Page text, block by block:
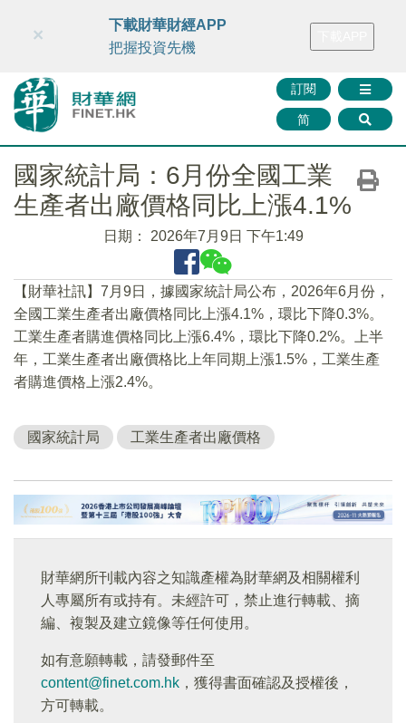
財華智庫網 FINTV FINMETA 財華證券 媒體矩陣
訂閱
简
×
下載財華財經APP
把握投資先機
國家統計局：6月份全國工業
生產者出廠價格同比上漲4.1%
日期： 2026年7月9日 下午1:49
【財華社訊】7月9日，據國家統計局公布，2026年6月份，
全國工業生產者出廠價格同比上漲4.1%，環比下降0.3%。
工業生產者購進價格同比上漲6.4%，環比下降0.2%。上半
年，工業生產者出廠價格比上年同期上漲1.5%，工業生產
者購進價格上漲2.4%。
國家統計局 工業生產者出廠價格
財華網所刊載內容之知識產權為財華網及相關權利
人專屬所有或持有。未經許可，禁止進行轉載、摘
編、複製及建立鏡像等任何使用。
如有意願轉載，請發郵件至
content@finet.com.hk ，獲得書面確認及授權後，
方可轉載。